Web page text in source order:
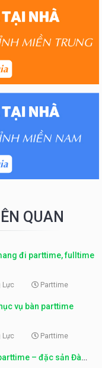
QUAN
đi parttime, fulltime
Lực Parttime
vụ bàn parttime
Lực Parttime
– đặc sản Đà